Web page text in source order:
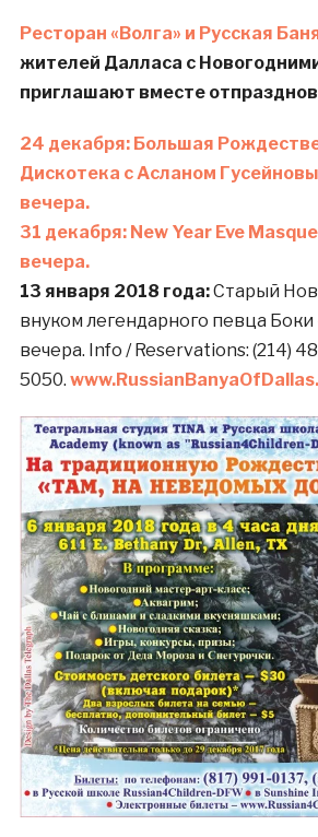
Ресторан «Волга» и Русская
жителей Далласа с
приглашают вместе
24 декабря:Большая
Дискотека с Асланом
вечера.
31 декабря:New Year Eve
вечера.
13 января 2018 года:Старый
внуком легендарного певца Боки
вечера. Info / Reservations: (214)
5050.